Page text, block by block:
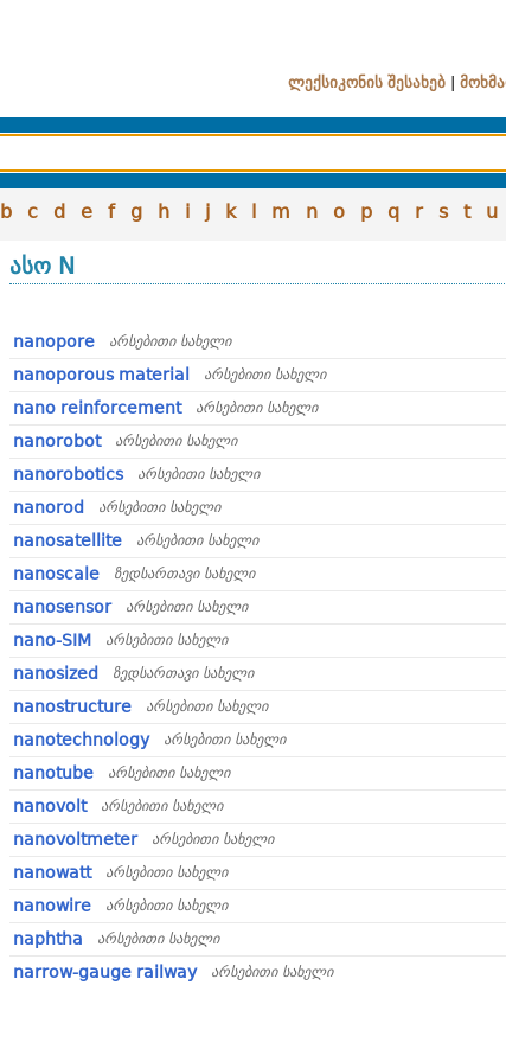
ლექსიკონის შესახებ
b c d e f g h i j k l m n o p q r s t u
ასო N
nanopore არსებითი სახელი
nanoporous material არსებითი სახელი
nano reinforcement არსებითი სახელი
nanorobot არსებითი სახელი
nanorobotics არსებითი სახელი
nanorod არსებითი სახელი
nanosatellite არსებითი სახელი
nanoscale ზედსართავი სახელი
nanosensor არსებითი სახელი
nano-SIM არსებითი სახელი
nanosized ზედსართავი სახელი
nanostructure არსებითი სახელი
nanotechnology არსებითი სახელი
nanotube არსებითი სახელი
nanovolt არსებითი სახელი
nanovoltmeter არსებითი სახელი
nanowatt არსებითი სახელი
nanowire არსებითი სახელი
naphtha არსებითი სახელი
narrow-gauge railway არსებითი სახელი